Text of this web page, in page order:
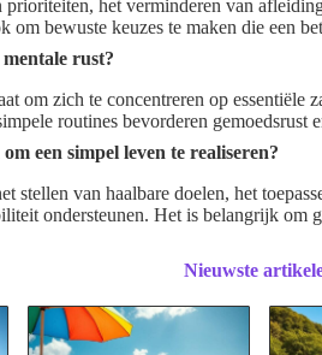
het verminderen van
om bewuste keuzes te maken die een
rust?
om zich te concentreren op essentiële
routines bevorderen gemoedsrust
een simpel leven te realiseren?
stellen van haalbare doelen, het
ondersteunen. Het is belangrijk om
Nieuwste